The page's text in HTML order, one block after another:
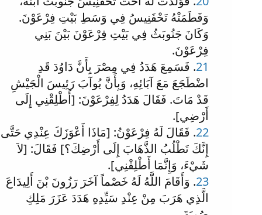
وَفَطَمَتْهُ تَحْفَنِيسُ فِي وَسَطِ بَيْتِ فِرْعَوْنَ.
وَكَانَ جَنُوبَثُ فِي بَيْتِ فِرْعَوْنَ بَيْنَ بَنِي
فِرْعَوْنَ.
21. فَسَمِعَ هَدَدُ فِي مِصْرَ بِأَنَّ دَاوُدَ قَدِ
اضْطَجَعَ مَعَ آبَائِهِ، وَبِأَنَّ يُوآبَ رَئِيسَ الْجَيْشِ
قَدْ مَاتَ. فَقَالَ هَدَدُ لِفِرْعَوْنَ: [أَطْلِقْنِي إِلَى
أَرْضِي].
22. فَقَالَ لَهُ فِرْعَوْنُ: [مَاذَا أَعْوَزَكَ عِنْدِي حَتَّى
إِنَّكَ تَطْلُبُ الذَّهَابَ إِلَى أَرْضِكَ؟] فَقَالَ: [لاَ
شَيْءَ، وَإِنَّمَا أَطْلِقْنِي].
23. وَأَقَامَ اللَّهُ لَهُ خَصْماً آخَرَ رَزُونَ بْنَ أَلِيدَاعَ
الَّذِي هَرَبَ مِنْ عِنْدِ سَيِّدِهِ هَدَدَ عَزَرَ مَلِكِ